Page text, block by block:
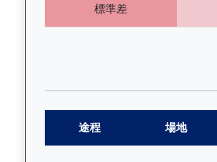
標準差
途程 場地